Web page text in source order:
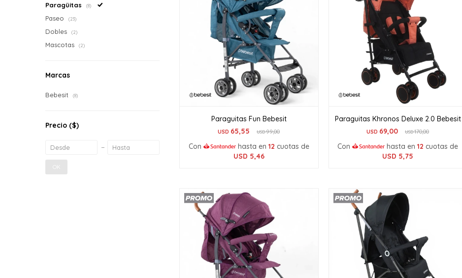
Paraguitas Fun Bebesit
USD 65,55 USD99,00
Con hasta en 12 cuotas de
USD 5,46
Paraguitas Khronos Deluxe 2.0 Bebesit
USD 69,00 USD170,00
Con hasta en12 cuotas de
USD 5,75
Paragüitas (8)
Paseo (23)
Dobles (2)
Mascotas (2)
Marcas
Bebesit (8)
Precio ($)
OK